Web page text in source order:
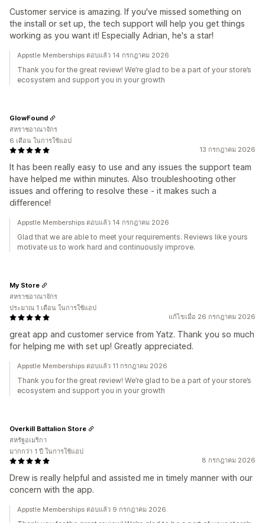
Customer service is amazing. If you've missed something on
the install or set up, the tech support will help you get things
working as you want it! Especially Adrian, he's a star!
Appstle Memberships ตอบแล้ว 14 กรกฎาคม 2026
Thank you for the great review! We’re glad to be a part of your store’s
ecosystem and support you in your growth
13 กรกฎาคม 2026
It has been really easy to use and any issues the support team
have helped me within minutes. Also troubleshooting other
issues and offering to resolve these - it makes such a
difference!
GlowFound
สหราชอาณาจักร
6 เดือน ในการใช้แอป
Appstle Memberships ตอบแล้ว 14 กรกฎาคม 2026
Glad that we are able to meet your requirements. Reviews like yours
motivate us to work hard and continuously improve.
แก้ไขเมื่อ 26 กรกฎาคม 2026
great app and customer service from Yatz. Thank you so much
for helping me with set up! Greatly appreciated.
My Store
สหราชอาณาจักร
ประมาณ 1 เดือน ในการใช้แอป
Appstle Memberships ตอบแล้ว 11 กรกฎาคม 2026
Thank you for the great review! We’re glad to be a part of your store’s
ecosystem and support you in your growth
8 กรกฎาคม 2026
Drew is really helpful and assisted me in timely manner with our
concern with the app.
Overkill Battalion Store
สหรัฐอเมริกา
มากกว่า 1 ปี ในการใช้แอป
Appstle Memberships ตอบแล้ว 9 กรกฎาคม 2026